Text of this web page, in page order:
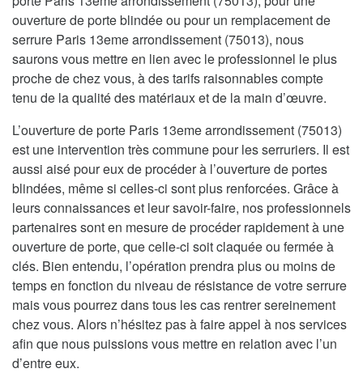
ouverture de porte blindée ou pour un remplacement de
serrure Paris 13eme arrondissement (75013), nous
saurons vous mettre en lien avec le professionnel le plus
proche de chez vous, à des tarifs raisonnables compte
tenu de la qualité des matériaux et de la main d’œuvre.
L’ouverture de porte Paris 13eme arrondissement (75013)
est une intervention très commune pour les serruriers. Il est
aussi aisé pour eux de procéder à l’ouverture de portes
blindées, même si celles-ci sont plus renforcées. Grâce à
leurs connaissances et leur savoir-faire, nos professionnels
partenaires sont en mesure de procéder rapidement à une
ouverture de porte, que celle-ci soit claquée ou fermée à
clés. Bien entendu, l’opération prendra plus ou moins de
temps en fonction du niveau de résistance de votre serrure
mais vous pourrez dans tous les cas rentrer sereinement
chez vous. Alors n’hésitez pas à faire appel à nos services
afin que nous puissions vous mettre en relation avec l’un
d’entre eux.